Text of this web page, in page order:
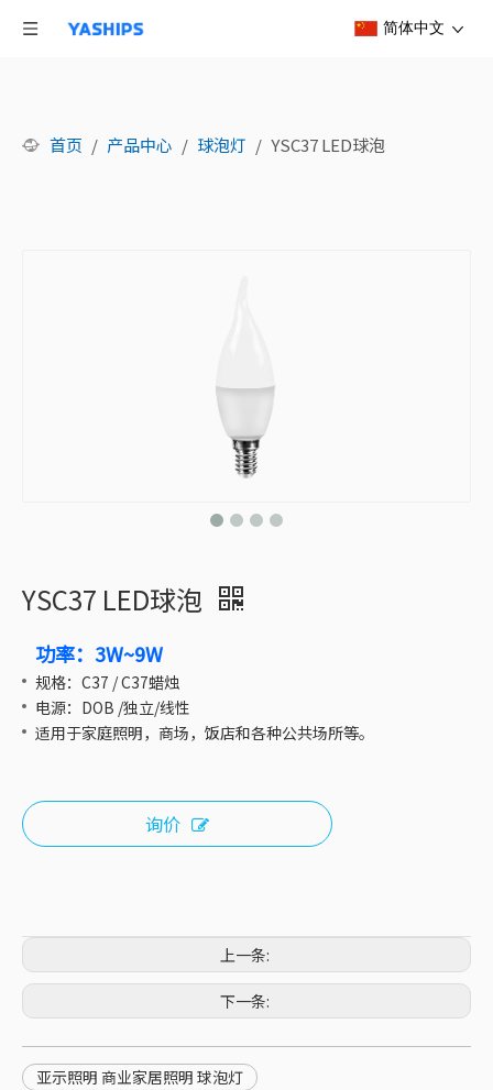
简体中文
首页 / 产品中心 / 球泡灯 / YSC37 LED球泡
YSC37 LED球泡
功率：3W~9W
规格：C37 / C37蜡烛
电源：DOB /独立/线性
适用于家庭照明，商场，饭店和各种公共场所等。
询价
上一条:
下一条:
亚示照明 商业家居照明 球泡灯